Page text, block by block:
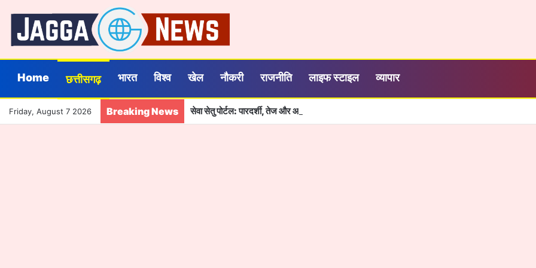
Home छत्तीसगढ़ भारत विश्व खेल नौकरी राजनीति लाइफ स्टाइल व्यापार
Friday, August 7 2026 Breaking News सेवा सेतु पोर्टल: पारदर्शी, तेज और आसान हुई सरकारी सेवाओं की व्यवस्था